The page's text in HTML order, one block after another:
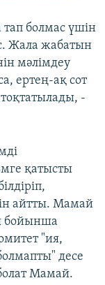
болмас үшін
Жала жабатын
мәлімдеу
ертең-ақ сот
-
қатысты
айтты. Мамай
бойынша
"ия,
десе
Мамай.